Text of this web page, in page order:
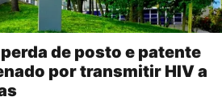
de posto e patente
por transmitir HIV a